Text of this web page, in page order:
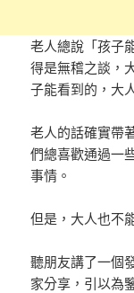
老人總說「孩子
得是無稽之談，
子能看到的，大
老人的話確實帶
們總喜歡通過一
事情。
但是，大人也不
聽朋友講了一個
家分享，引以為